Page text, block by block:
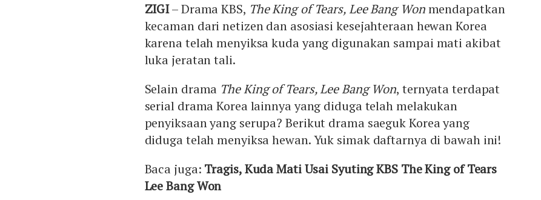
ZIGI– Drama KBS, The King of Tears, Lee Bang Wonmendapatkan
kecaman dari netizen dan asosiasi kesejahteraan hewan Korea
karena telah menyiksa kuda yang digunakan sampai mati akibat
luka jeratan tali.
Selain drama The King of Tears, Lee Bang Won, ternyata terdapat
serial drama Korea lainnya yang diduga telah melakukan
penyiksaan yang serupa? Berikut drama saeguk Korea yang
diduga telah menyiksa hewan. Yuk simak daftarnya di bawah ini!
Baca juga: Tragis, Kuda Mati Usai Syuting KBS The King of Tears
Lee Bang Won